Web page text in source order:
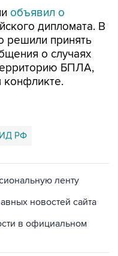
объявил о
дипломата. В
решили принять
о случаях
БПЛА,
конфликте.
РФ
ленту
новостей сайта
в официальном